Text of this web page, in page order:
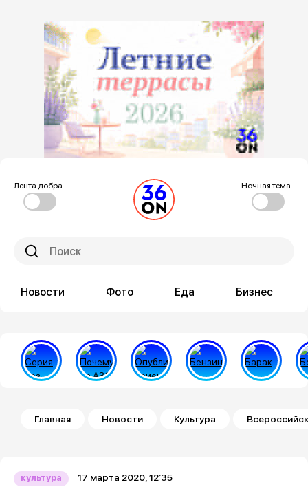
Лента добра Ночная тема
Новости Фото Еда Бизнес
Строка навигации
Главная Новости Культура
культура 17 марта 2020, 12:35